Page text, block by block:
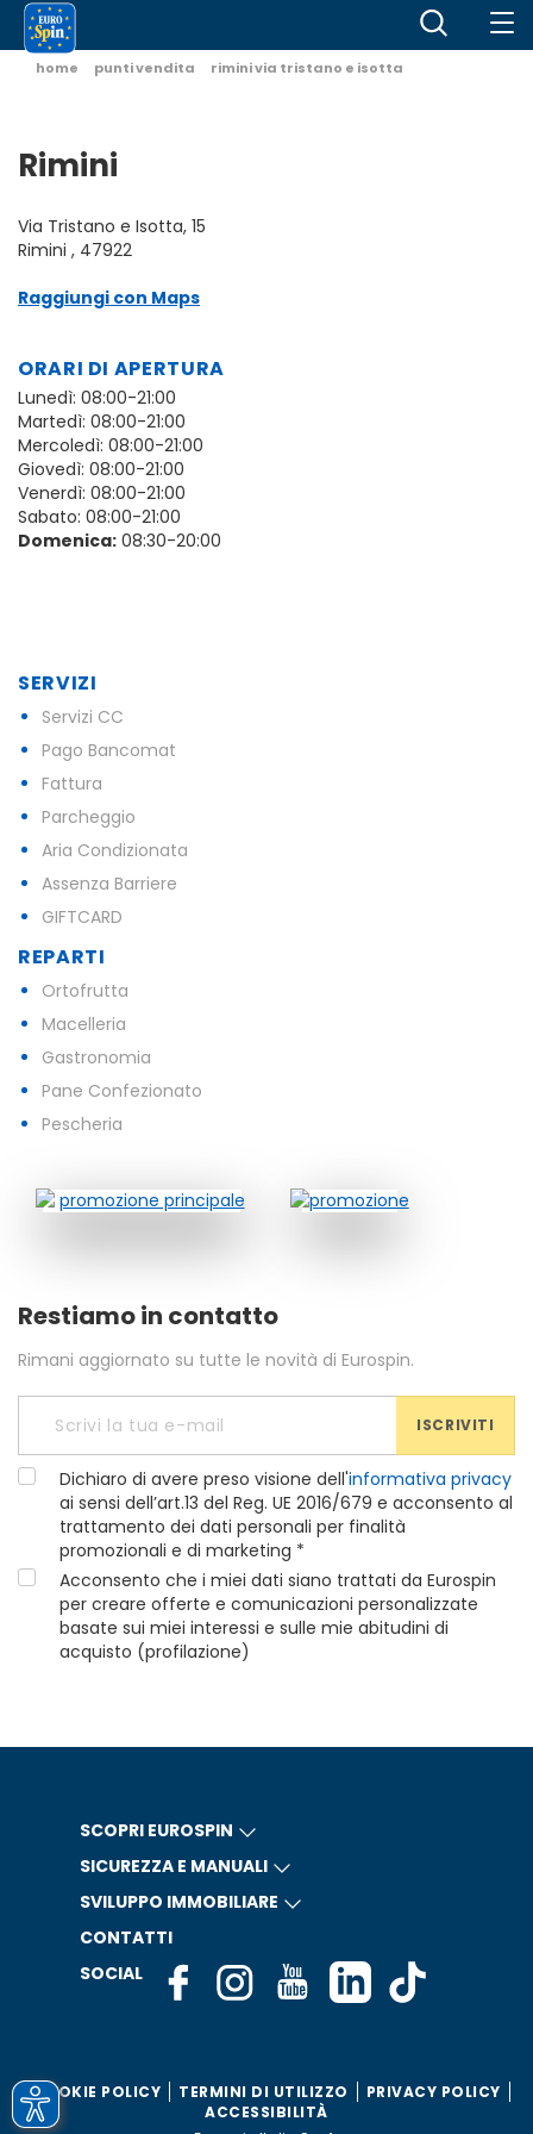
home punti vendita rimini via tristano e isotta
Rimini
Via Tristano e Isotta, 15
Rimini , 47922
Raggiungi con Maps
ORARI DI APERTURA
Lunedì: 08:00-21:00
Martedì: 08:00-21:00
Mercoledì: 08:00-21:00
Giovedì: 08:00-21:00
Venerdì: 08:00-21:00
Sabato: 08:00-21:00
Domenica: 08:30-20:00
SERVIZI
Servizi CC
Pago Bancomat
Fattura
Parcheggio
Aria Condizionata
Assenza Barriere
GIFTCARD
REPARTI
Ortofrutta
Macelleria
Gastronomia
Pane Confezionato
Pescheria
Restiamo in contatto
Rimani aggiornato su tutte le novità di Eurospin.
ISCRIVITI
Dichiaro di avere preso visione dell'informativa privacy
ai sensi dell’art.13 del Reg. UE 2016/679 e acconsento al
trattamento dei dati personali per finalità
promozionali e di marketing *
Acconsento che i miei dati siano trattati da Eurospin
per creare offerte e comunicazioni personalizzate
basate sui miei interessi e sulle mie abitudini di
acquisto (profilazione)
SCOPRI EUROSPIN
SICUREZZA E MANUALI
SVILUPPO IMMOBILIARE
CONTATTI
SOCIAL
COOKIE POLICY TERMINI DI UTILIZZO
PRIVACY POLICY
ACCESSIBILITÀ